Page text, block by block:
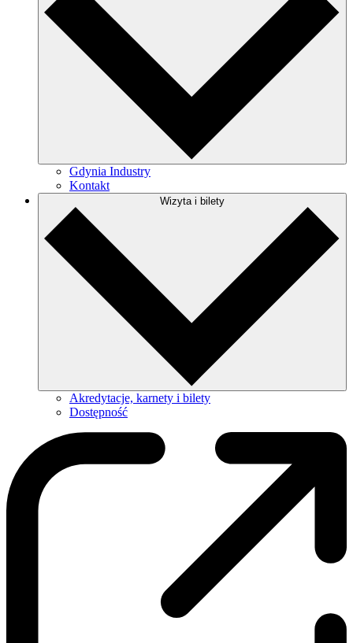
Gdynia Industry
Kontakt
Wizyta i bilety
Akredytacje, karnety i bilety
Dostępność